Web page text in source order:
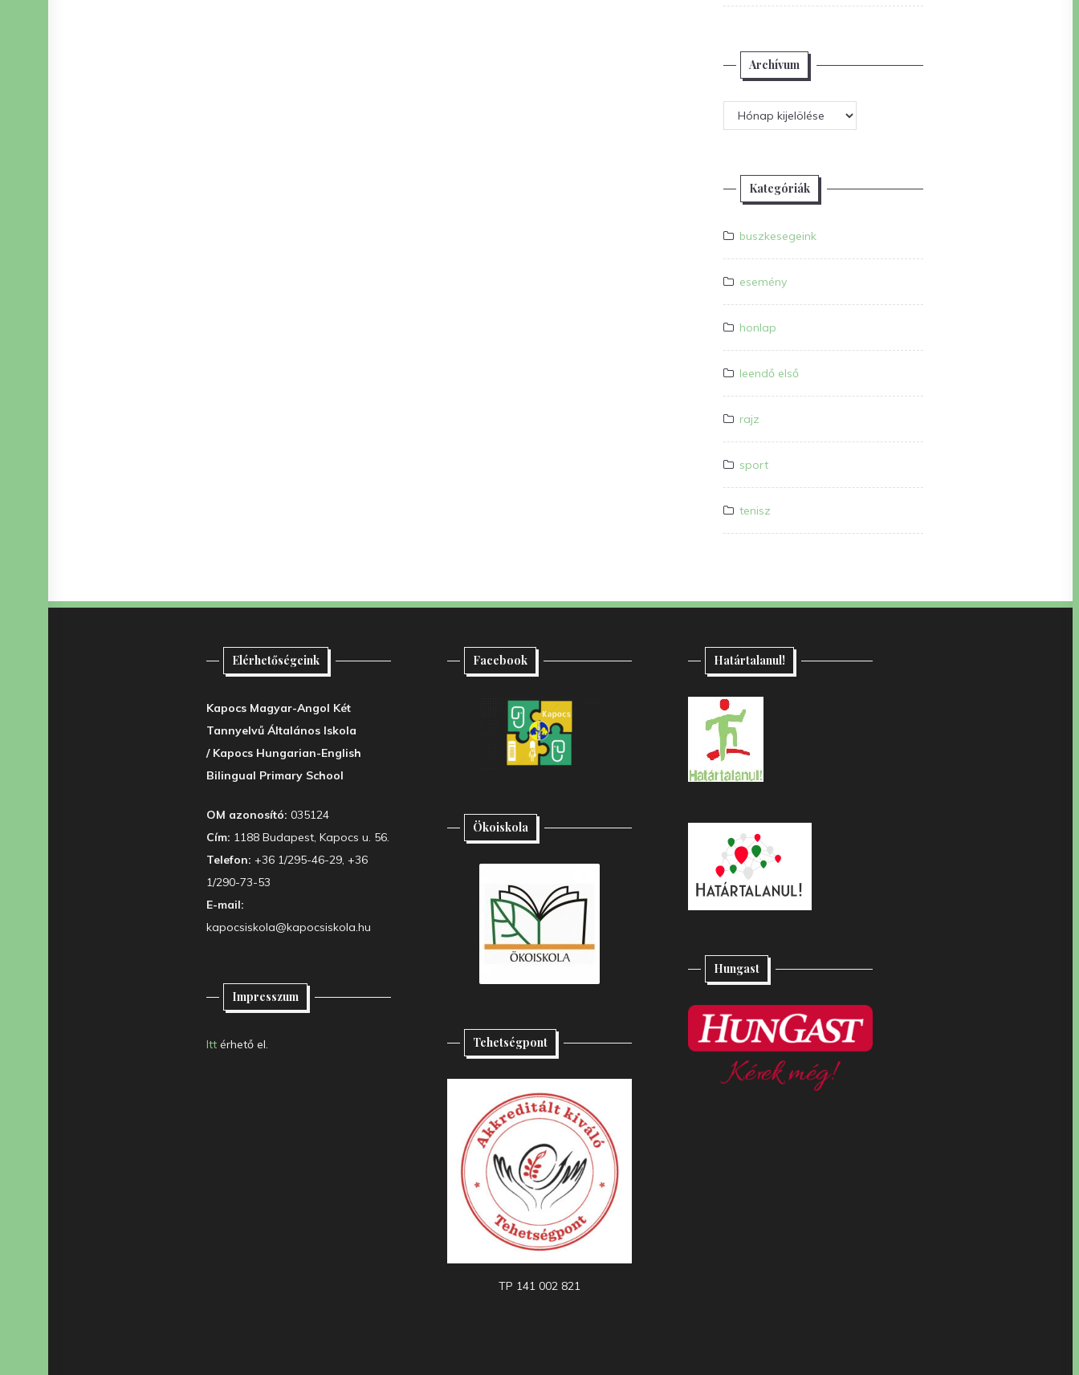
Archívum
Archívum
Kategóriák
buszkesegeink
esemény
honlap
leendő első
rajz
sport
tenisz
Elérhetőségeink
Kapocs Magyar-Angol Két
Tannyelvű Általános Iskola
/ Kapocs Hungarian-English
Bilingual Primary School
OM azonosító: 035124
Cím: 1188 Budapest, Kapocs u. 56.
Telefon: +36 1/295-46-29, +36
1/290-73-53
E-mail:
kapocsiskola@kapocsiskola.hu
Impresszum
Itt érhető el.
Facebook
Ökoiskola
Tehetségpont
TP 141 002 821
Határtalanul!
Hungast